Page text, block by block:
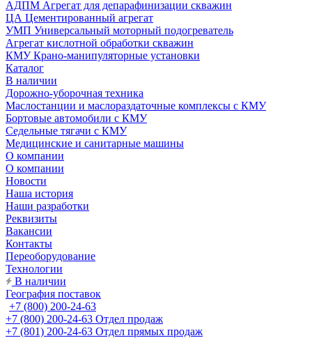
АДПМ Агрегат для депарафинизации скважин
ЦА Цементированный агрегат
УМП Универсальный моторный подогреватель
Агрегат кислотной обработки скважин
КМУ Крано-манипуляторные установки
Каталог
В наличии
Дорожно-уборочная техника
Маслостанции и маслораздаточные комплексы с КМУ
Бортовые автомобили с КМУ
Седельные тягачи с КМУ
Медицинские и санитарные машины
О компании
О компании
Новости
Наша история
Наши разработки
Реквизиты
Вакансии
Контакты
Переоборудование
Технологии
В наличии
География поставок
+7 (800) 200-24-63
+7 (800) 200-24-63 Отдел продаж
+7 (801) 200-24-63 Отдел прямых продаж